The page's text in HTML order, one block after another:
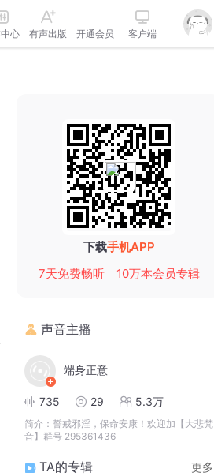
心 有声出版 开通会员 客户端
下载手机APP
7天免费畅听
10万本会员专辑
声音主播
端身正意
735 29 5.3万
简介： 誓戒邪淫，保命安康！欢迎加【大悲梵
音】群号 295361436
TA的专辑 更多